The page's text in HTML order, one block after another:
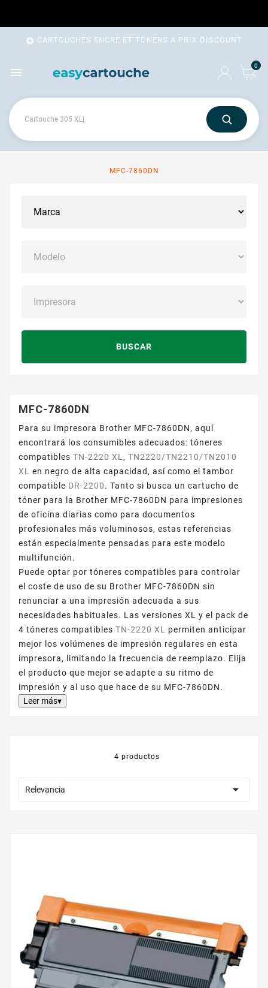
 CARTOUCHES ENCRE ET TONERS A PRIX DISCOUNT
 0
MFC-7860DN
BUSCAR
MFC-7860DN
Para su impresora Brother MFC-7860DN, aquí
encontrará los consumibles adecuados: tóneres
compatibles TN-2220 XL , TN2220/TN2210/TN2010
XL
en negro de alta capacidad, así como el tambor
compatible DR-2200. Tanto si busca un cartucho de
tóner para la Brother MFC-7860DN para impresiones
de oficina diarias como para documentos
profesionales más voluminosos, estas referencias
están especialmente pensadas para este modelo
multifunción.
Puede optar por tóneres compatibles para controlar
el coste de uso de su Brother MFC-7860DN sin
renunciar a una impresión adecuada a sus
necesidades habituales. Las versiones XL y el pack de
4 tóneres compatibles TN-2220 XL
permiten anticipar
mejor los volúmenes de impresión regulares en esta
impresora, limitando la frecuencia de reemplazo. Elija
el producto que mejor se adapte a su ritmo de
impresión y al uso que hace de su MFC-7860DN.
Leer más▾
4 productos
Relevancia 